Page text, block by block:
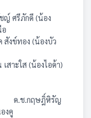
ศรีภักดี (น้อง
งข์ทอง (น้องบัว
สาะใส (น้องไอด้า)
ด.ช.กฤษฎิ์หิรัญ
งคู